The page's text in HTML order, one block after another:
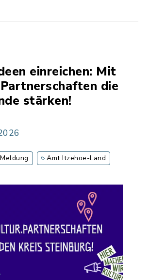
einreichen: Mit
die
stärken!
Amt Itzehoe-Land